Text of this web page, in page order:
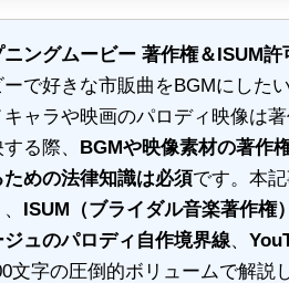
ニングムービー 著作権＆ISUM許
で好きな市販曲をBGMにした
キャラや映画のパロディ映像は
する際、 BGMや映像素材の著作
めの法律知識は必須です。本記
、 ISUM（ブライダル音楽著作権
ュのパロディ自作境界線、
文字の圧倒的ボリュームで解説